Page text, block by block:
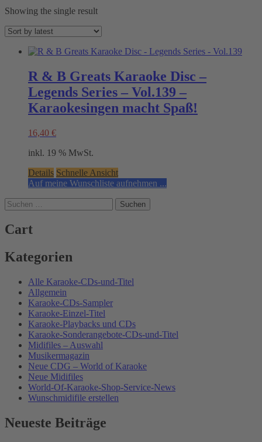
Showing the single result
R & B Greats Karaoke Disc –
Legends Series – Vol.139 –
Karaokesingen macht Spaß!
16,40 €
inkl. 19 % MwSt.
Details Schnelle Ansicht
Auf meine Wunschliste aufnehmen ...
Suchen
nach:
Cart
Kategorien
Alle Karaoke-CDs-und-Titel
Allgemein
Karaoke-CDs-Sampler
Karaoke-Einzel-Titel
Karaoke-Playbacks und CDs
Karaoke-Sonderangebote-CDs-und-Titel
Midifiles – Auswahl
Musikermagazin
Neue CDG – World of Karaoke
Neue Midifiles
World-Of-Karaoke-Shop-Service-News
Wunschmidifile erstellen
Neueste Beiträge